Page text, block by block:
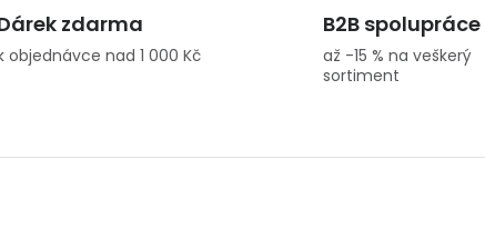
zdarma
objednávce nad 1 000 Kč
B2B spolupráce
až -15 % na veškerý
sortiment